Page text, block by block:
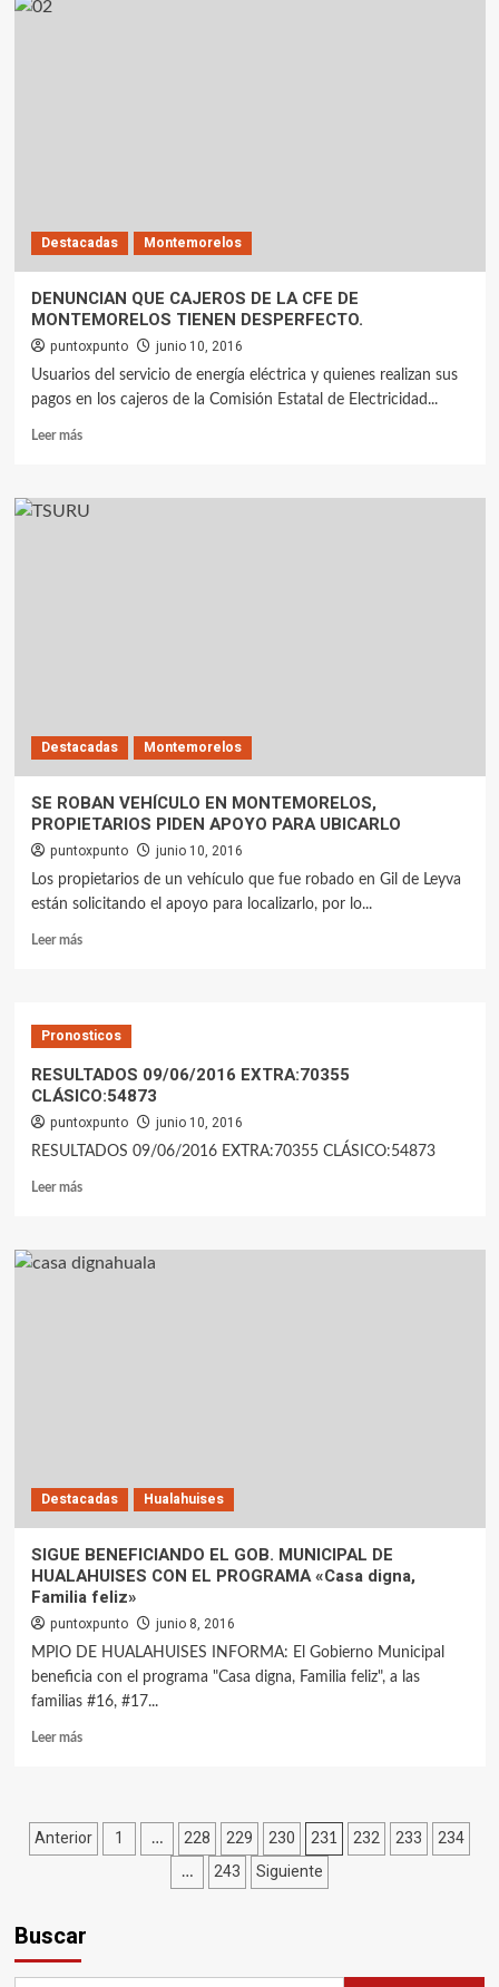
Destacadas Montemorelos
DENUNCIAN QUE CAJEROS DE LA CFE DE
MONTEMORELOS TIENEN DESPERFECTO.
puntoxpunto junio 10, 2016
Usuarios del servicio de energía eléctrica y quienes realizan sus
pagos en los cajeros de la Comisión Estatal de Electricidad...
Leer más
Destacadas Montemorelos
SE ROBAN VEHÍCULO EN MONTEMORELOS,
PROPIETARIOS PIDEN APOYO PARA UBICARLO
puntoxpunto junio 10, 2016
Los propietarios de un vehículo que fue robado en Gil de Leyva
están solicitando el apoyo para localizarlo, por lo...
Leer más
Pronosticos
RESULTADOS 09/06/2016 EXTRA:70355
CLÁSICO:54873
puntoxpunto junio 10, 2016
RESULTADOS 09/06/2016 EXTRA:70355 CLÁSICO:54873
Leer más
Destacadas Hualahuises
SIGUE BENEFICIANDO EL GOB. MUNICIPAL DE
HUALAHUISES CON EL PROGRAMA «Casa digna,
Familia feliz»
puntoxpunto junio 8, 2016
MPIO DE HUALAHUISES INFORMA: El Gobierno Municipal
beneficia con el programa "Casa digna, Familia feliz", a las
familias #16, #17...
Leer más
Paginación
entradas
Anterior 1 … 228 229 230 231 232 233 234
… 243 Siguiente
Buscar